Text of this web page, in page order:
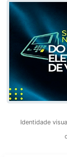
Identidade